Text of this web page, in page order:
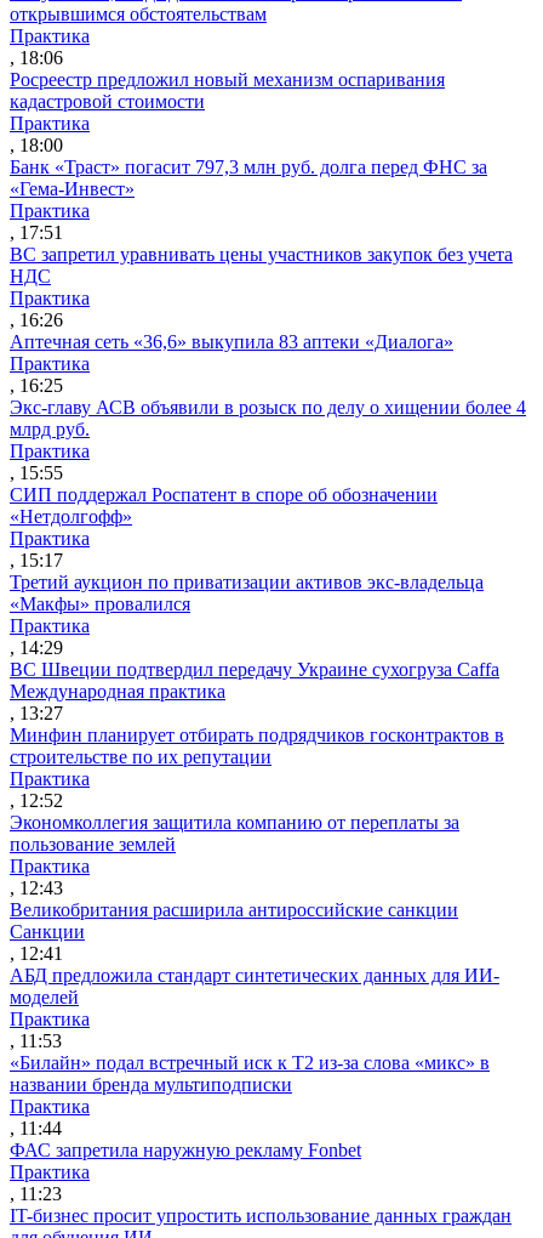
открывшимся обстоятельствам
Практика
, 18:06
Росреестр предложил новый механизм оспаривания
кадастровой стоимости
Практика
, 18:00
Банк «Траст» погасит 797,3 млн руб. долга перед ФНС за
«Гема-Инвест»
Практика
, 17:51
ВС запретил уравнивать цены участников закупок без учета
НДС
Практика
, 16:26
Аптечная сеть «36,6» выкупила 83 аптеки «Диалога»
Практика
, 16:25
Экс-главу АСВ объявили в розыск по делу о хищении более 4
млрд руб.
Практика
, 15:55
СИП поддержал Роспатент в споре об обозначении
«Нетдолгофф»
Практика
, 15:17
Третий аукцион по приватизации активов экс-владельца
«Макфы» провалился
Практика
, 14:29
ВС Швеции подтвердил передачу Украине сухогруза Caffa
Международная практика
, 13:27
Минфин планирует отбирать подрядчиков госконтрактов в
строительстве по их репутации
Практика
, 12:52
Экономколлегия защитила компанию от переплаты за
пользование землей
Практика
, 12:43
Великобритания расширила антироссийские санкции
Санкции
, 12:41
АБД предложила стандарт синтетических данных для ИИ-
моделей
Практика
, 11:53
«Билайн» подал встречный иск к Т2 из-за слова «микс» в
названии бренда мультиподписки
Практика
, 11:44
ФАС запретила наружную рекламу Fonbet
Практика
, 11:23
IT-бизнес просит упростить использование данных граждан